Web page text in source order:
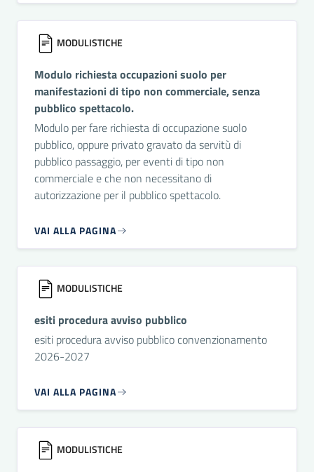
MODULISTICHE
Modulo richiesta occupazioni suolo per
manifestazioni di tipo non commerciale, senza
pubblico spettacolo.
Modulo per fare richiesta di occupazione suolo
pubblico, oppure privato gravato da servitù di
pubblico passaggio, per eventi di tipo non
commerciale e che non necessitano di
autorizzazione per il pubblico spettacolo.
VAI ALLA PAGINA
MODULISTICHE
esiti procedura avviso pubblico
esiti procedura avviso pubblico convenzionamento
2026-2027
VAI ALLA PAGINA
MODULISTICHE